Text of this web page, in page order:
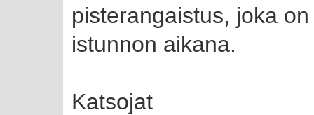
pisterangaistus, joka
istunnon aikana.
Katsojat